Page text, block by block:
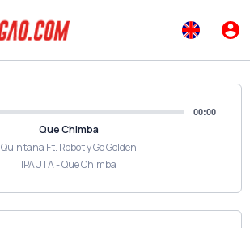
00:00
Que Chimba
Quintana Ft. Robot y Go Golden
IPAUTA - Que Chimba